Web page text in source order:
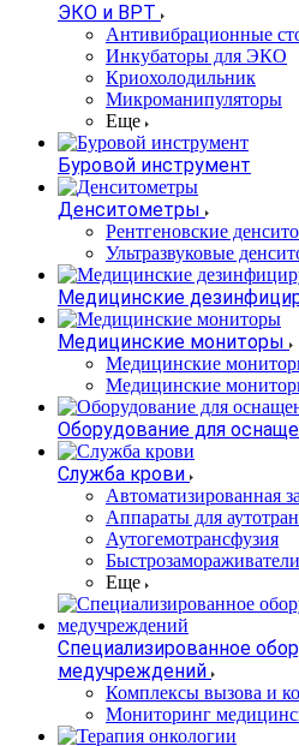
ЭКО и ВРТ
Антивибрационные
Инкубаторы для ЭКО
Криохолодильник
Микроманипуляторы
Еще
Буровой инструмент
Денситометры
Рентгеновские
Ультразвуковые
Медицинские
Медицинские мониторы
Медицинские
Медицинские
Оборудование для
Служба крови
Автоматизированная
Аппараты для
Аутогемотрансфузия
Еще
Специализированное
медучреждений
Комплексы вызова и
Мониторинг